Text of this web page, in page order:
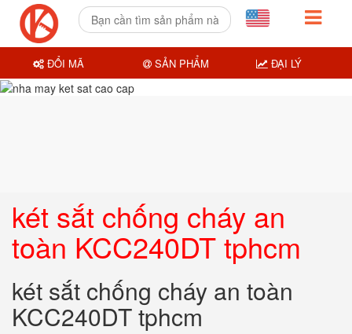
két sắt chống cháy an
toàn KCC240DT tphcm
két sắt chống cháy an toàn
KCC240DT tphcm
ĐỔI MÃ SẢN PHẨM ĐẠI LÝ